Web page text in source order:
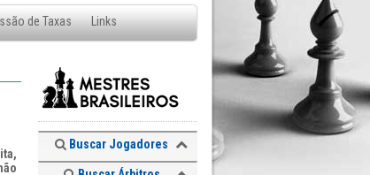
de Taxas Links
Buscar Jogadores